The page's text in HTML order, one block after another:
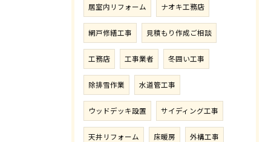
居室内リフォーム ナオキ工務店
網戸修繕工事 見積もり作成ご相談
工務店 工事業者 冬囲い工事
除排雪作業 水道管工事
ウッドデッキ設置 サイディング工事
天井リフォーム 床暖房 外構工事